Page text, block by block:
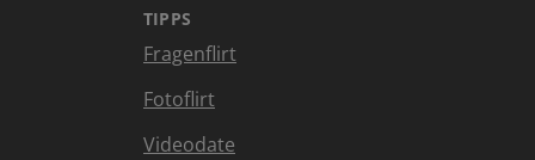
TIPPS
Fragenflirt
Fotoflirt
Videodate